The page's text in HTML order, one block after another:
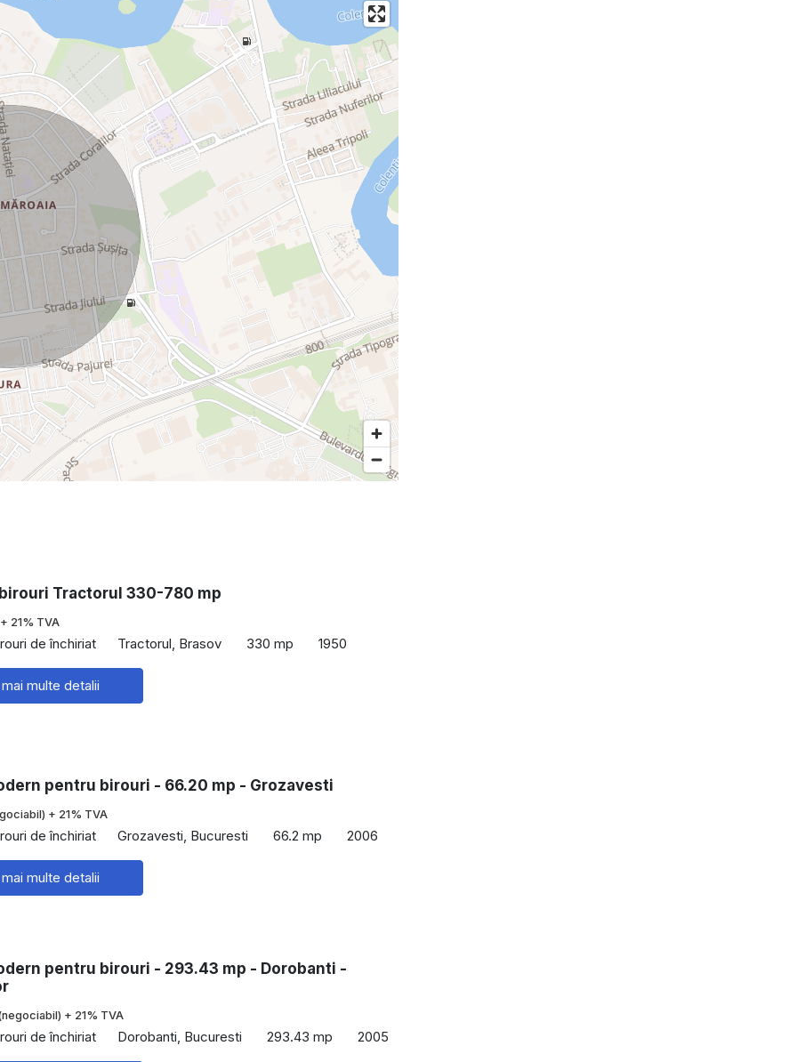
Tractorul 330-780 mp
+ 21% TVA
de închiriat Tractorul, Brasov 330 mp 1950
multe detalii
pentru birouri - 66.20 mp - Grozavesti
+ 21% TVA
de închiriat Grozavesti, Bucuresti 66.2 mp 2006
multe detalii
pentru birouri - 293.43 mp - Dorobanti -
+ 21% TVA
de închiriat Dorobanti, Bucuresti 293.43 mp 2005